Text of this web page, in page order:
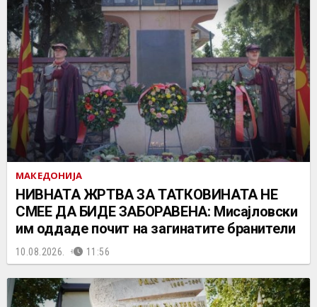
МАКЕДОНИЈА
НИВНАТА ЖРТВА ЗА ТАТКОВИНАТА НЕ
СМЕЕ ДА БИДЕ ЗАБОРАВЕНА: Мисајловски
им оддаде почит на загинатите бранители
10.08.2026. 11:56